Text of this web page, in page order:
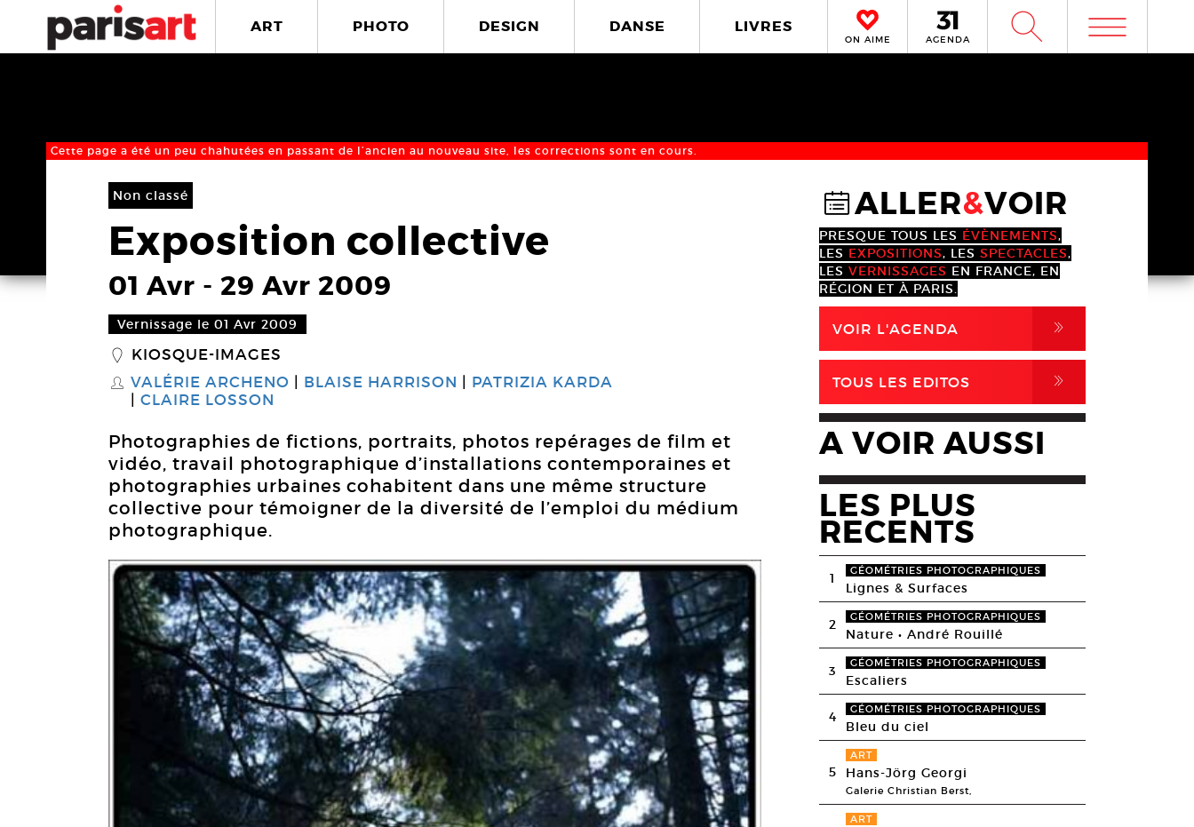
ART PHOTO DESIGN DANSE LIVRES
ON AIME AGENDA W m
Cette page a été un peu chahutées en passant de l’ancien au nouveau site, les corrections sont en cours.
Non classé
Exposition collective
01 Avr - 29 Avr 2009
Vernissage le 01 Avr 2009
_ KIOSQUE-IMAGES
S VALÉRIE ARCHENO BLAISE HARRISON
PATRIZIA KARDA
CLAIRE LOSSON
Photographies de fictions, portraits, photos repérages de film et
vidéo, travail photographique d’installations contemporaines et
photographies urbaines cohabitent dans une même structure
collective pour témoigner de la diversité de l’emploi du médium
photographique.
@ALLER&VOIR
PRESQUE TOUS LES ÉVÈNEMENTS,
LES EXPOSITIONS, LES SPECTACLES,
LES VERNISSAGES EN FRANCE, EN
RÉGION ET À PARIS.
VOIR L'AGENDA ,
TOUS LES EDITOS ,
A VOIR AUSSI
LES PLUS
RECENTS
1 GÉOMÉTRIES PHOTOGRAPHIQUES
Lignes & Surfaces
2 GÉOMÉTRIES PHOTOGRAPHIQUES
Nature • André Rouillé
3 GÉOMÉTRIES PHOTOGRAPHIQUES
Escaliers
4 GÉOMÉTRIES PHOTOGRAPHIQUES
Bleu du ciel
5
ART
Hans-Jörg Georgi
Galerie Christian Berst,
ART